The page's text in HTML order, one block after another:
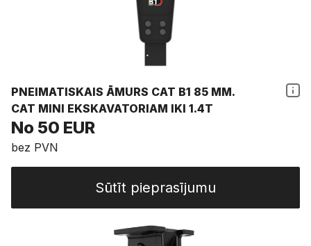
PNEIMATISKAIS ĀMURS CAT B1 85 MM.
CAT MINI EKSKAVATORIAM IKI 1.4T
No 50 EUR
bez PVN
Sūtīt pieprasījumu